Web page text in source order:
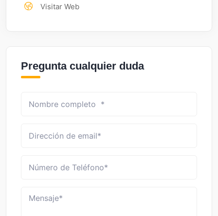
Visitar Web
Pregunta cualquier duda